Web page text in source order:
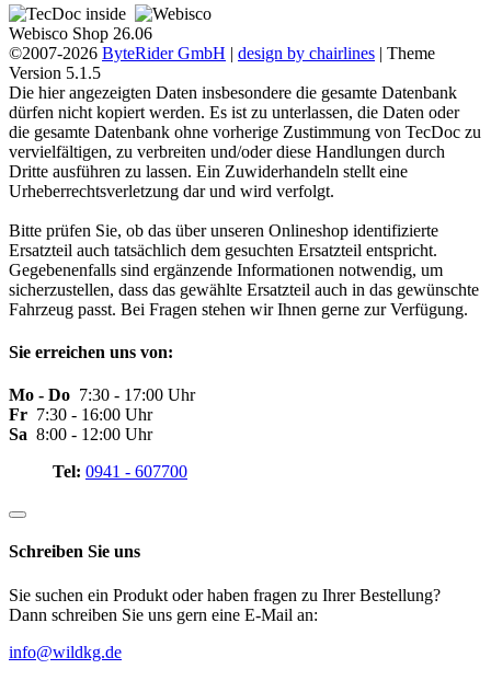
Webisco Shop 26.06
©2007-2026 ByteRider GmbH | design by chairlines | Theme
Version 5.1.5
Die hier angezeigten Daten insbesondere die gesamte Datenbank
dürfen nicht kopiert werden. Es ist zu unterlassen, die Daten oder
die gesamte Datenbank ohne vorherige Zustimmung von TecDoc zu
vervielfältigen, zu verbreiten und/oder diese Handlungen durch
Dritte ausführen zu lassen. Ein Zuwiderhandeln stellt eine
Urheberrechtsverletzung dar und wird verfolgt.
Bitte prüfen Sie, ob das über unseren Onlineshop identifizierte
Ersatzteil auch tatsächlich dem gesuchten Ersatzteil entspricht.
Gegebenenfalls sind ergänzende Informationen notwendig, um
sicherzustellen, dass das gewählte Ersatzteil auch in das gewünschte
Fahrzeug passt. Bei Fragen stehen wir Ihnen gerne zur Verfügung.
Sie erreichen uns von:
Mo - Do 7:30 - 17:00 Uhr
Fr 7:30 - 16:00 Uhr
Sa 8:00 - 12:00 Uhr
Tel: 0941 - 607700
Schreiben Sie uns
Sie suchen ein Produkt oder haben fragen zu Ihrer Bestellung?
Dann schreiben Sie uns gern eine E-Mail an:
info@wildkg.de